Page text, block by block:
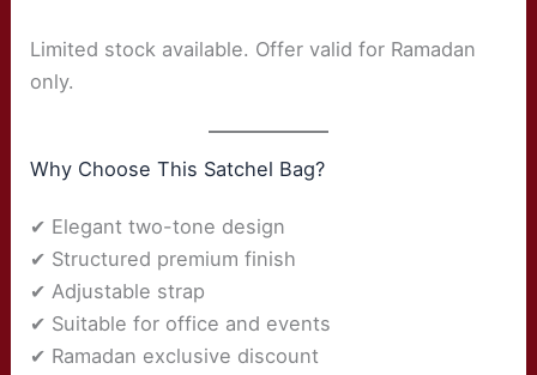
Limited stock available. Offer valid for Ramadan
only.
Why Choose This Satchel Bag?
✔ Elegant two-tone design
✔ Structured premium finish
✔ Adjustable strap
✔ Suitable for office and events
✔ Ramadan exclusive discount